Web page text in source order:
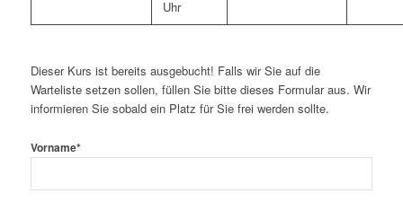
Uhr
Dieser Kurs ist bereits ausgebucht! Falls wir Sie auf die
Warteliste setzen sollen, füllen Sie bitte dieses Formular aus. Wir
informieren Sie sobald ein Platz für Sie frei werden sollte.
Vorname*